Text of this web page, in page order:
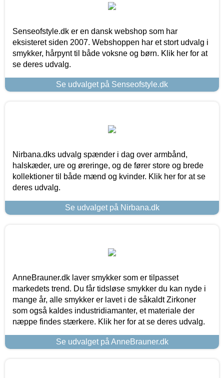
Senseofstyle.dk er en dansk webshop som har
eksisteret siden 2007. Webshoppen har et stort udvalg i
smykker, hårpynt til både voksne og børn. Klik her for at
se deres udvalg.
Se udvalget på Senseofstyle.dk
Nirbana.dks udvalg spænder i dag over armbånd,
halskæder, ure og øreringe, og de fører store og brede
kollektioner til både mænd og kvinder. Klik her for at se
deres udvalg.
Se udvalget på Nirbana.dk
AnneBrauner.dk laver smykker som er tilpasset
markedets trend. Du får tidsløse smykker du kan nyde i
mange år, alle smykker er lavet i de såkaldt Zirkoner
som også kaldes industridiamanter, et materiale der
næppe findes stærkere. Klik her for at se deres udvalg.
Se udvalget på AnneBrauner.dk